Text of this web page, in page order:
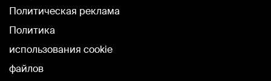
Политическая реклама
Политика
использования cookie
файлов